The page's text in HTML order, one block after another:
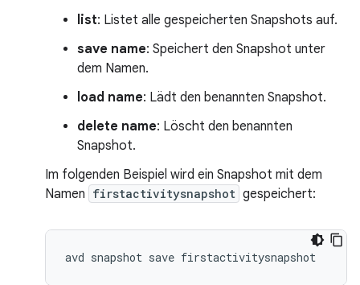
list: Listet alle gespeicherten Snapshots auf.
save name: Speichert den Snapshot unter
dem Namen.
load name: Lädt den benannten Snapshot.
delete name: Löscht den benannten
Snapshot.
Im folgenden Beispiel wird ein Snapshot mit dem
Namen firstactivitysnapshot gespeichert: